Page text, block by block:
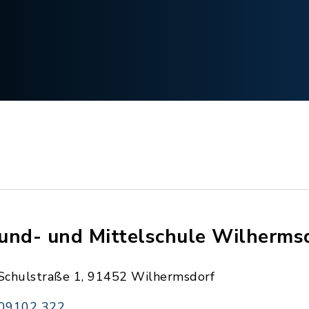
und Mittelschule
1, 91452 Wilhermsdorf